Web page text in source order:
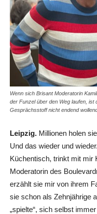
Wenn sich Brisant Moderatorin
der Funzel über den Weg laufen,
Gesprächsstoff nicht endend
Leipzig. Millionen holen
Und das wieder und
Küchentisch, trinkt mit mir
Moderatorin des
erzählt sie mir von ihrem
sie schon als Zehnjährige
„spielte“, sich selbst